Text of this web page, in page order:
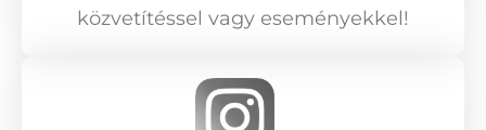
közvetítéssel vagy eseményekkel!